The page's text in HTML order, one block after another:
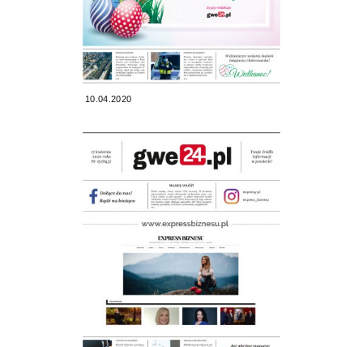
10.04.2020